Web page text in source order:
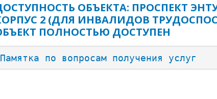
ОБЪЕКТА: ПРОСПЕКТ
2 (ДЛЯ ИНВАЛИДОВ
ПОЛНОСТЬЮ ДОСТУПЕН
Памятка по вопросам получения услуг